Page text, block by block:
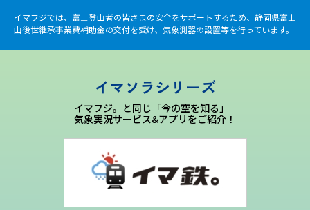
イマフジでは、富士登山者の皆さまの安全をサポートするため、静岡県富士
山後世継承事業費補助金の交付を受け、気象測器の設置等を行っています。
イマソラシリーズ
イマフジ。と同じ「今の空を知る」
気象実況サービス&アプリをご紹介！